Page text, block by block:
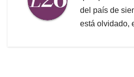
del país de
está olvidado,